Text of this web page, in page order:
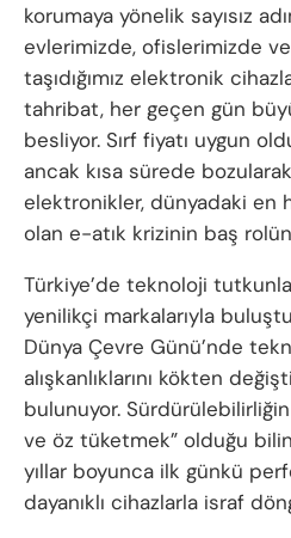
korumaya yönelik sayısız
evlerimizde, ofislerimizde
taşıdığımız elektronik
tahribat, her geçen gün
besliyor. Sırf fiyatı uygun
ancak kısa sürede
elektronikler, dünyadaki en
olan e-atık krizinin baş
Türkiye’de teknoloji
yenilikçi markalarıyla
Dünya Çevre Günü’nde
alışkanlıklarını kökten
bulunuyor. Sürdürülebilirliğin
ve öz tüketmek” olduğu
yıllar boyunca ilk günkü
dayanıklı cihazlarla israf